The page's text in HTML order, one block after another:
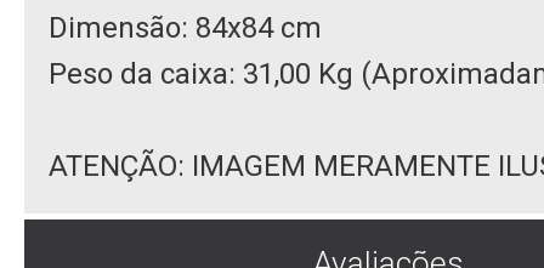
Dimensão: 84x84 cm
Peso da caixa: 31,00 Kg
ATENÇÃO: IMAGEM MERAMENTE